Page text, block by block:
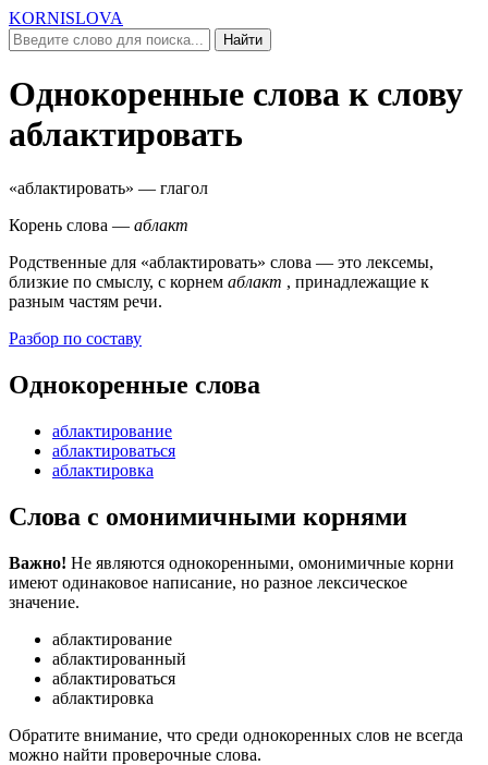
KORNISLOVA
Найти
Однокоренные слова к слову
аблактировать
«аблактировать» — глагол
Корень слова — аблакт
Родственные для «аблактировать» слова — это лексемы,
близкие по смыслу, c корнем аблакт , принадлежащие к
разным частям речи.
Разбор по составу
Однокоренные слова
аблактирование
аблактироваться
аблактировка
Слова с омонимичными корнями
Важно! Не являются однокоренными, омонимичные корни
имеют одинаковое написание, но разное лексическое
значение.
аблактирование
аблактированный
аблактироваться
аблактировка
Обратите внимание, что среди однокоренных слов не всегда
можно найти проверочные слова.